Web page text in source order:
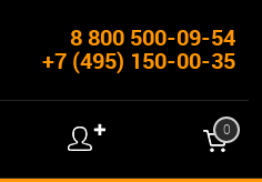
8 800 500-09-54
+7 (495) 150-00-35
✚ 0